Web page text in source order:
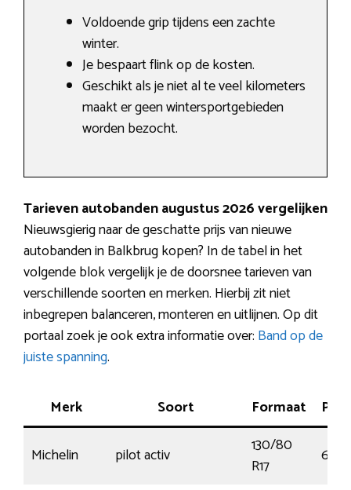
Voldoende grip tijdens een zachte
winter.
Je bespaart flink op de kosten.
Geschikt als je niet al te veel kilometers
maakt er geen wintersportgebieden
worden bezocht.
Tarieven autobanden augustus 2026 vergelijken
Nieuwsgierig naar de geschatte prijs van nieuwe
autobanden in Balkbrug kopen? In de tabel in het
volgende blok vergelijk je de doorsnee tarieven van
verschillende soorten en merken. Hierbij zit niet
inbegrepen balanceren, monteren en uitlijnen. Op dit
portaal zoek je ook extra informatie over: Band op de
juiste spanning.
Merk Soort Formaat
Michelin pilot activ
130/80
R17
65H